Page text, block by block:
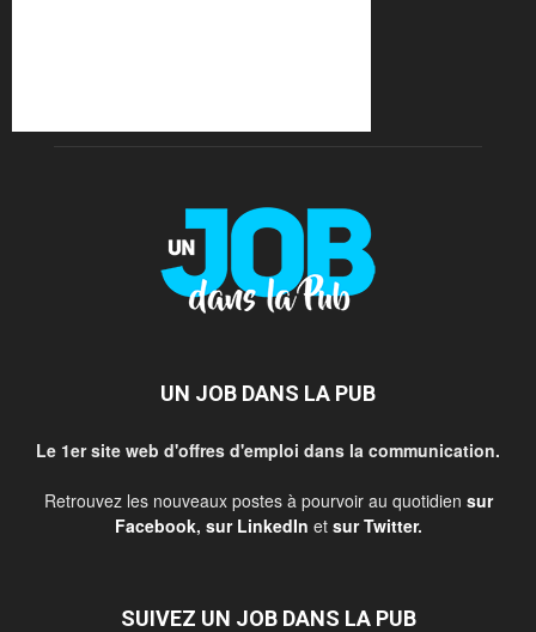
UN JOB DANS LA PUB
Le 1er site web d'offres d'emploi dans la communication.
Retrouvez les nouveaux postes à pourvoir au quotidien sur
Facebook, sur LinkedIn et sur Twitter.
SUIVEZ UN JOB DANS LA PUB